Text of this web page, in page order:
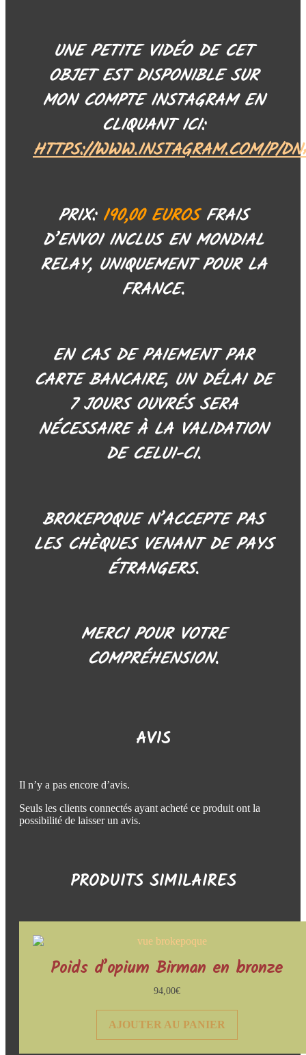
UNE PETITE VIDÉO DE CET
OBJET EST DISPONIBLE SUR
MON COMPTE INSTAGRAM EN
CLIQUANT ICI:
HTTPS://WWW.INSTAGRAM.COM/P/
PRIX: 190,00 EUROSFRAIS
D’ENVOI INCLUS EN MONDIAL
RELAY, UNIQUEMENT POUR LA
FRANCE.
EN CAS DE PAIEMENT PAR
CARTE BANCAIRE, UN DÉLAI DE
7 JOURS OUVRÉS SERA
NÉCESSAIRE À LA VALIDATION
DE CELUI-CI.
BROKEPOQUE N’ACCEPTE PAS
LES CHÈQUES VENANT DE PAYS
ÉTRANGERS.
MERCI POUR VOTRE
COMPRÉHENSION.
AVIS
Il n’y a pas encore d’avis.
Seuls les clients connectés ayant acheté ce produit ont la
possibilité de laisser un avis.
PRODUITS SIMILAIRES
Poids d’opium Birman en bronze
94,00€
AJOUTER AU PANIER